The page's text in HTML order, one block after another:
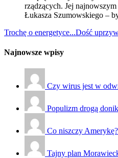
rządzących. Jej
Łukasza Szumowskiego –
Trochę o energetyce...Dość
Najnowsze wpisy
Czy wirus jest w
Populizm drogą
Co niszczy Amerykę?
Tajny plan